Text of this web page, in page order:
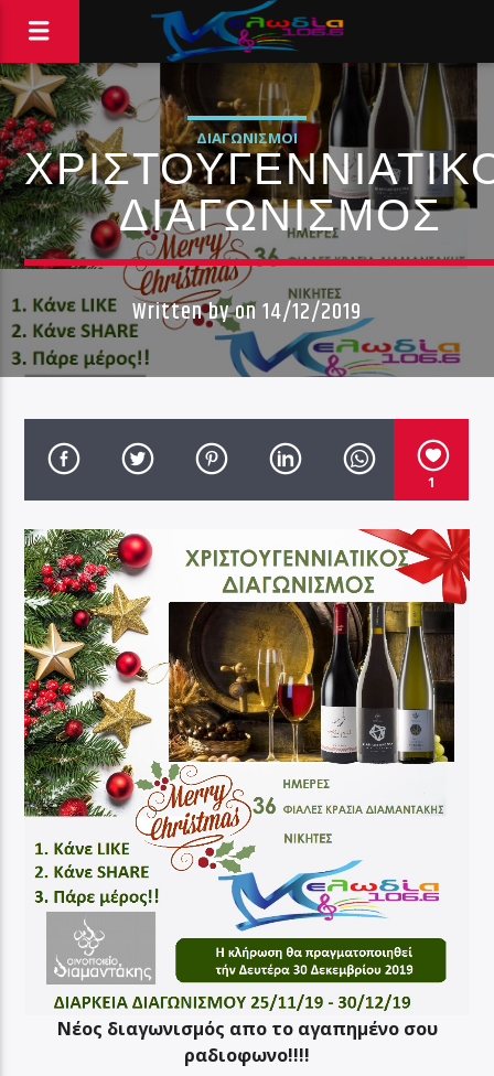
ΔΙΑΓΩΝΙΣΜΟΊ
ΔΙΑΓΩΝΙΣΜΟΣ
Written byon 14/12/2019
1
Νέος διαγωνισμός απο το αγαπημένο σου
ραδιοφωνο!!!!